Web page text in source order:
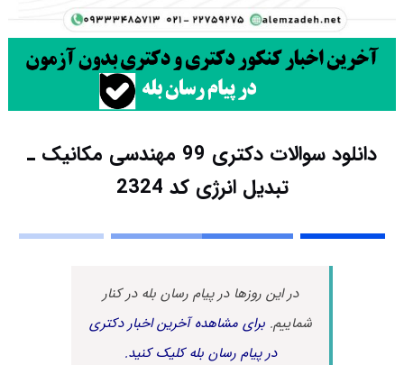
دانلود سوالات دکتری 99 مهندسی مکانیک ـ
تبدیل انرژی کد 2324
در این روزها در پیام رسان بله در کنار
شماییم.برای مشاهده آخرین اخبار دکتری
در پیام رسان بله کلیک کنید.